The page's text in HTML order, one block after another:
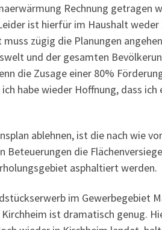
Rechnung getragen
ist hierfür im Haushalt weder
zügig die Planungen
und der gesamten
die Zusage einer 80%
habe wieder Hoffnung, dass
ablehnen, ist die nach wie
die
asphaltiert werden.
im Gewerbegebiet
ist dramatisch genug.